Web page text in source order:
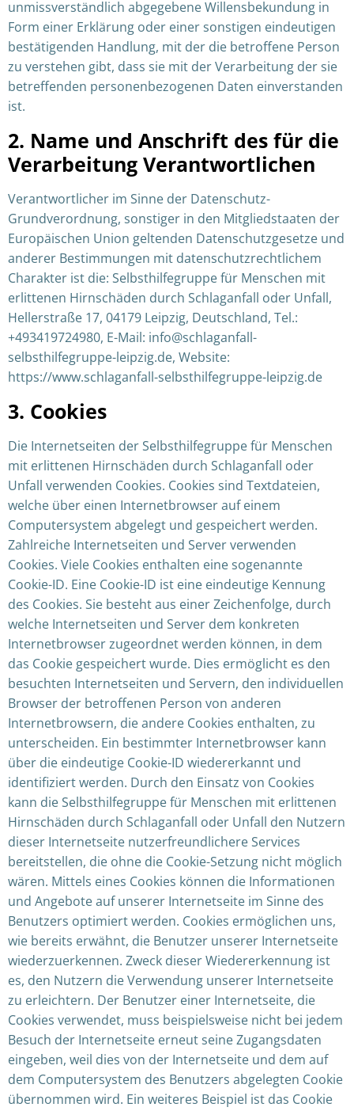
unmissverständlich abgegebene Willensbekundung in
Form einer Erklärung oder einer sonstigen eindeutigen
bestätigenden Handlung, mit der die betroffene Person
zu verstehen gibt, dass sie mit der Verarbeitung der sie
betreffenden personenbezogenen Daten einverstanden
ist.
2. Name und Anschrift des für die
Verarbeitung Verantwortlichen
Verantwortlicher im Sinne der Datenschutz-
Grundverordnung, sonstiger in den Mitgliedstaaten der
Europäischen Union geltenden Datenschutzgesetze und
anderer Bestimmungen mit datenschutzrechtlichem
Charakter ist die: Selbsthilfegruppe für Menschen mit
erlittenen Hirnschäden durch Schlaganfall oder Unfall,
Hellerstraße 17, 04179 Leipzig, Deutschland, Tel.:
+493419724980, E-Mail: info@schlaganfall-
selbsthilfegruppe-leipzig.de, Website:
https://www.schlaganfall-selbsthilfegruppe-leipzig.de
3. Cookies
Die Internetseiten der Selbsthilfegruppe für Menschen
mit erlittenen Hirnschäden durch Schlaganfall oder
Unfall verwenden Cookies. Cookies sind Textdateien,
welche über einen Internetbrowser auf einem
Computersystem abgelegt und gespeichert werden.
Zahlreiche Internetseiten und Server verwenden
Cookies. Viele Cookies enthalten eine sogenannte
Cookie-ID. Eine Cookie-ID ist eine eindeutige Kennung
des Cookies. Sie besteht aus einer Zeichenfolge, durch
welche Internetseiten und Server dem konkreten
Internetbrowser zugeordnet werden können, in dem
das Cookie gespeichert wurde. Dies ermöglicht es den
besuchten Internetseiten und Servern, den individuellen
Browser der betroffenen Person von anderen
Internetbrowsern, die andere Cookies enthalten, zu
unterscheiden. Ein bestimmter Internetbrowser kann
über die eindeutige Cookie-ID wiedererkannt und
identifiziert werden. Durch den Einsatz von Cookies
kann die Selbsthilfegruppe für Menschen mit erlittenen
Hirnschäden durch Schlaganfall oder Unfall den Nutzern
dieser Internetseite nutzerfreundlichere Services
bereitstellen, die ohne die Cookie-Setzung nicht möglich
wären. Mittels eines Cookies können die Informationen
und Angebote auf unserer Internetseite im Sinne des
Benutzers optimiert werden. Cookies ermöglichen uns,
wie bereits erwähnt, die Benutzer unserer Internetseite
wiederzuerkennen. Zweck dieser Wiedererkennung ist
es, den Nutzern die Verwendung unserer Internetseite
zu erleichtern. Der Benutzer einer Internetseite, die
Cookies verwendet, muss beispielsweise nicht bei jedem
Besuch der Internetseite erneut seine Zugangsdaten
eingeben, weil dies von der Internetseite und dem auf
dem Computersystem des Benutzers abgelegten Cookie
übernommen wird. Ein weiteres Beispiel ist das Cookie